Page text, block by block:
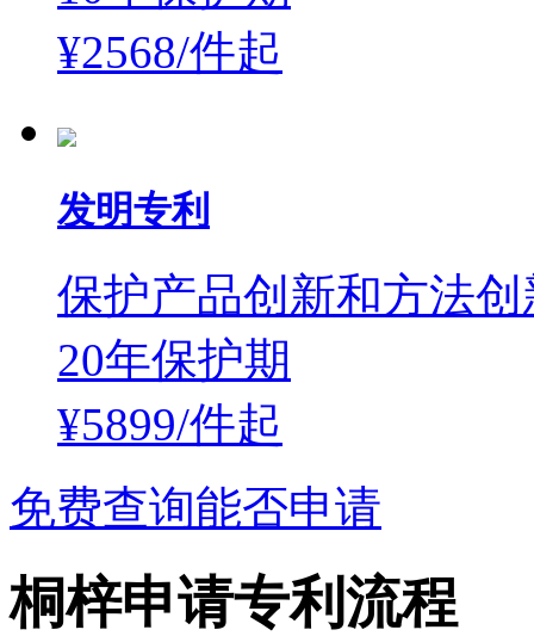
¥2568/件起
发明专利
保护产品创新和方法创
20年保护期
¥5899/件起
免费查询能否申请
桐梓申请专利流程